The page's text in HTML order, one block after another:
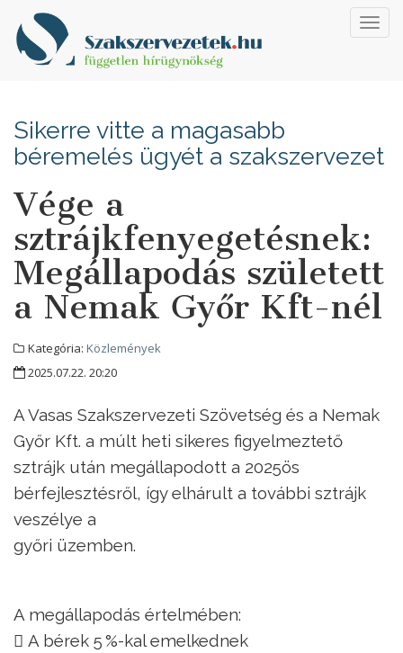
Sikerre vitte a magasabb
béremelés ügyét a szakszervezet
Vége a
sztrájkfenyegetésnek:
Megállapodás született
a Nemak Győr Kft-nél
Kategória: Közlemények
2025.07.22. 20:20
A Vasas Szakszervezeti Szövetség és a Nemak
Győr Kft. a múlt heti sikeres figyelmeztető
sztrájk után megállapodott a 2025ös
bérfejlesztésről, így elhárult a további sztrájk
veszélye a
győri üzemben.
A megállapodás értelmében:
 A bérek 5 %-kal emelkednek